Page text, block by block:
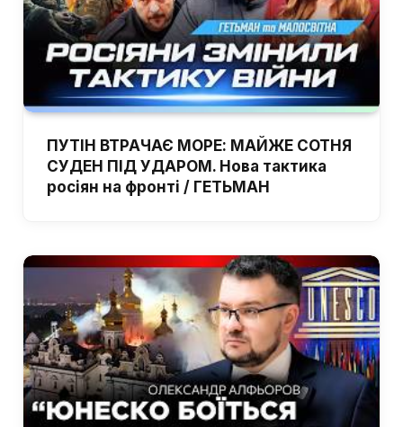
ПУТІН ВТРАЧАЄ МОРЕ: МАЙЖЕ СОТНЯ
СУДЕН ПІД УДАРОМ. Нова тактика
росіян на фронті / ГЕТЬМАН